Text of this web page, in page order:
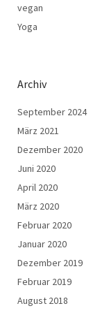
vegan
Yoga
Archiv
September 2024
März 2021
Dezember 2020
Juni 2020
April 2020
März 2020
Februar 2020
Januar 2020
Dezember 2019
Februar 2019
August 2018